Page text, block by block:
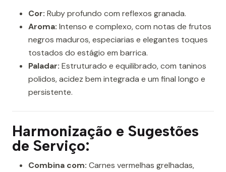
Cor: Ruby profundo com reflexos granada.
Aroma: Intenso e complexo, com notas de frutos
negros maduros, especiarias e elegantes toques
tostados do estágio em barrica.
Paladar: Estruturado e equilibrado, com taninos
polidos, acidez bem integrada e um final longo e
persistente.
Harmonização e Sugestões
de Serviço:
Combina com: Carnes vermelhas grelhadas,